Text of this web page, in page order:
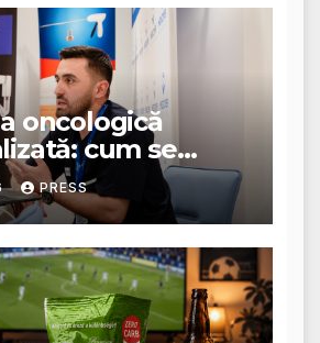
oncologică
cum se
planul de
PRESS